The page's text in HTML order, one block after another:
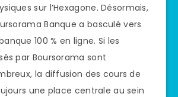
sur l’Hexagone. Désormais,
Banque a basculé vers
100 % en ligne. Si les
par Boursorama sont
la diffusion des cours de
une place centrale au sein